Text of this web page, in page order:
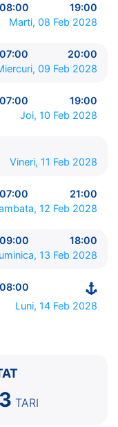
- 19:00
08:00
19:00
Marti, 08 Feb 2028
07:00
20:00
09 Feb 2028
07:00
19:00
Joi, 10 Feb 2028
Vineri, 11 Feb 2028
07:00
21:00
12 Feb 2028
09:00
18:00
13 Feb 2028
08:00
Luni, 14 Feb 2028
3 TARI